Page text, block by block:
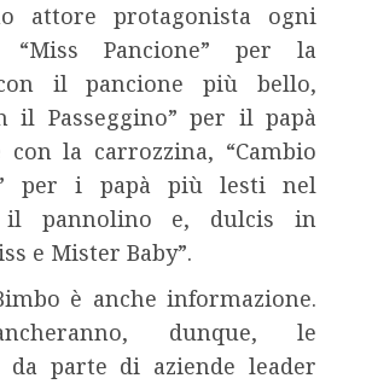
attore protagonista ogni
“Miss Pancione” per la
il pancione più bello,
il Passeggino” per il papà
con la carrozzina, “Cambio
per i papà più lesti nel
il pannolino e, dulcis in
e Mister Baby”.
è anche informazione.
dunque, le
da parte di aziende leader